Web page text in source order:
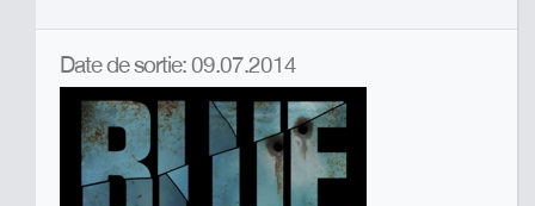
Date de sortie: 09.07.2014